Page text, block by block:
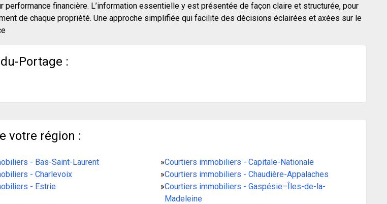
performance financière. L’information essentielle y est présentée de façon claire et structurée, pour
de chaque propriété. Une approche simplifiée qui facilite des décisions éclairées et axées sur le
Portage :
votre région :
- Bas-Saint-Laurent »Courtiers immobiliers - Capitale-Nationale
- Charlevoix »Courtiers immobiliers - Chaudière-Appalaches
- Estrie »Courtiers immobiliers - Gaspésie–Îles-de-la-
Madeleine